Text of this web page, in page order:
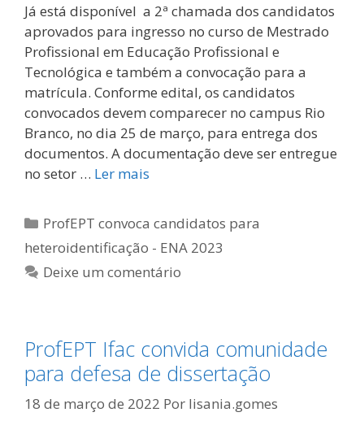
Já está disponível a 2ª chamada dos candidatos
aprovados para ingresso no curso de Mestrado
Profissional em Educação Profissional e
Tecnológica e também a convocação para a
matrícula. Conforme edital, os candidatos
convocados devem comparecer no campus Rio
Branco, no dia 25 de março, para entrega dos
documentos. A documentação deve ser entregue
no setor … Ler mais
Categorias
ProfEPT convoca candidatos para
heteroidentificação - ENA 2023
Deixe um comentário
ProfEPT Ifac convida comunidade
para defesa de dissertação
18 de março de 2022 Por lisania.gomes